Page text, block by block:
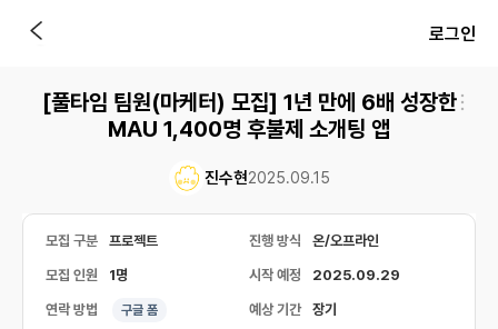
로그인
[풀타임 팀원(마케터) 모집] 1년 만에 6배 성장한
MAU 1,400명 후불제 소개팅 앱
진수현2025.09.15
모집 구분 프로젝트 진행 방식 온/오프라인
모집 인원 1명 시작 예정 2025.09.29
연락 방법 구글 폼 예상 기간 장기